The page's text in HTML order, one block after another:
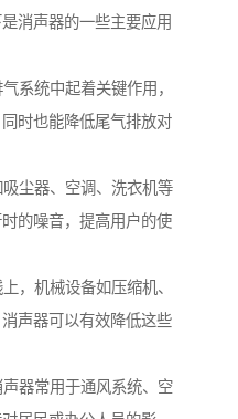
消声器的一些主要应用
系统中起着关键作用，
时也能降低尾气排放对
尘器、空调、洗衣机等
的噪音，提高用户的使
，机械设备如压缩机、
声器可以有效降低这些
器常用于通风系统、空